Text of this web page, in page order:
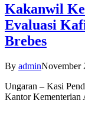
Kakanwil
Evaluasi
Brebes
By adminNovember
Ungaran – Kasi
Kantor